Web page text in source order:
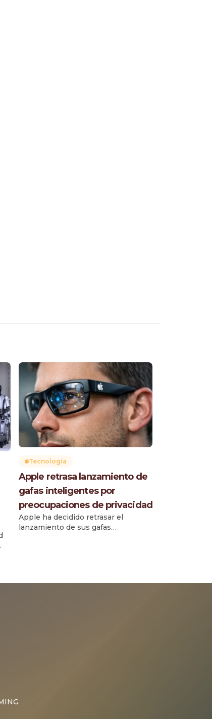
Tecnología
Apple retrasa lanzamiento de
gafas inteligentes por
preocupaciones de privacidad
Apple ha decidido retrasar el
lanzamiento de sus gafas